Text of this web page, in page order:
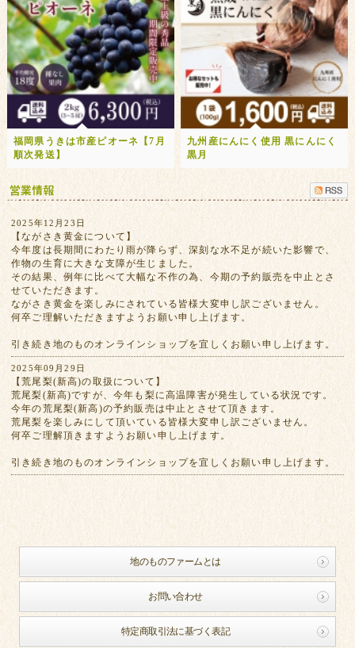
福岡県うきは市産ピオーネ【7月
順次発送】
九州産にんにく使用 黒にんにく
黒月
2025年12月23日
【ながさき黄金について】
今年度は長期間にわたり雨が降らず、深刻な水不足が続いた影響で、
作物の生育に大きな支障が生じました。
その結果、例年に比べて大幅な不作の為、今期の予約販売を中止とさ
せていただきます。
ながさき黄金を楽しみにされている皆様大変申し訳ございません。
何卒ご理解いただきますようお願い申し上げます。
引き続き地のものオンラインショップを宜しくお願い申し上げます。
2025年09月29日
【荒尾梨(新高)の取扱について】
荒尾梨(新高)ですが、今年も梨に高温障害が発生している状況です。
今年の荒尾梨(新高)の予約販売は中止とさせて頂きます。
荒尾梨を楽しみにして頂いている皆様大変申し訳ございません。
何卒ご理解頂きますようお願い申し上げます。
引き続き地のものオンラインショップを宜しくお願い申し上げます。
地のものファームとは
お問い合わせ
特定商取引法に基づく表記